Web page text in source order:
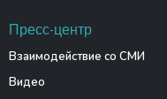
Пресс-центр
Взаимодействие со СМИ
Видео